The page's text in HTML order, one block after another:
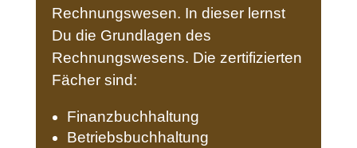
Rechnungswesen. In dieser lernst
Du die Grundlagen des
Rechnungswesens. Die zertifizierten
Fächer sind:
Finanzbuchhaltung
Betriebsbuchhaltung